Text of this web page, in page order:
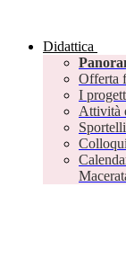
Didattica
Offerta
I
Attività